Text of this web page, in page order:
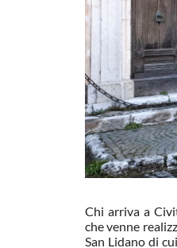
Chi arriva a
che venne
San Lidano di